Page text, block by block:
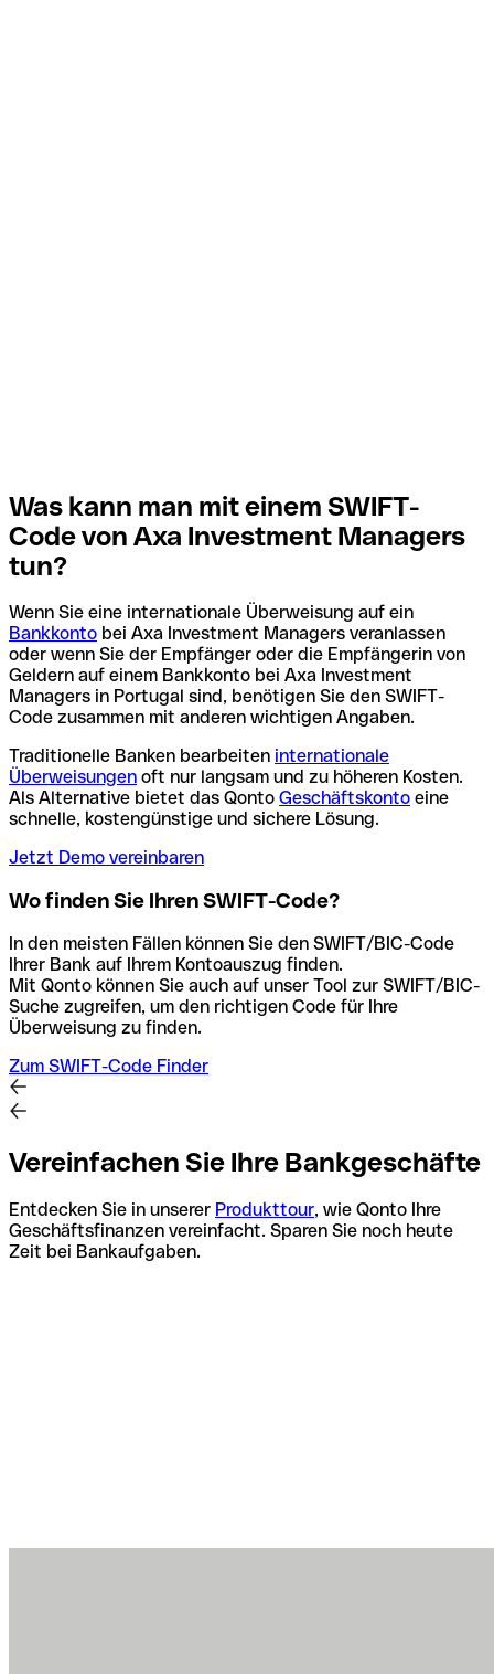
Was kann man mit einem SWIFT-
Code von Axa Investment Managers
tun?
Wenn Sie eine internationale Überweisung auf ein
Bankkonto bei Axa Investment Managers veranlassen
oder wenn Sie der Empfänger oder die Empfängerin von
Geldern auf einem Bankkonto bei Axa Investment
Managers in Portugal sind, benötigen Sie den SWIFT-
Code zusammen mit anderen wichtigen Angaben.
Traditionelle Banken bearbeiten internationale
Überweisungen oft nur langsam und zu höheren Kosten.
Als Alternative bietet das Qonto Geschäftskonto eine
schnelle, kostengünstige und sichere Lösung.
Jetzt Demo vereinbaren
Wo finden Sie Ihren SWIFT-Code?
In den meisten Fällen können Sie den SWIFT/BIC-Code
Ihrer Bank auf Ihrem Kontoauszug finden.
Mit Qonto können Sie auch auf unser Tool zur SWIFT/BIC-
Suche zugreifen, um den richtigen Code für Ihre
Überweisung zu finden.
Zum SWIFT-Code Finder
Vereinfachen Sie Ihre Bankgeschäfte
Entdecken Sie in unserer Produkttour, wie Qonto Ihre
Geschäftsfinanzen vereinfacht. Sparen Sie noch heute
Zeit bei Bankaufgaben.